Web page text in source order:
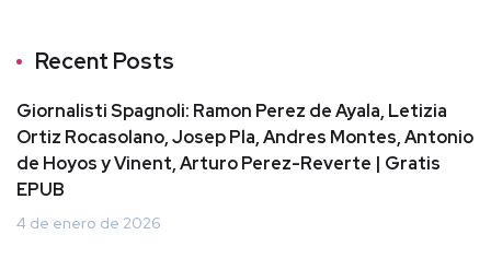
Recent Posts
Giornalisti Spagnoli: Ramon Perez de Ayala, Letizia
Ortiz Rocasolano, Josep Pla, Andres Montes, Antonio
de Hoyos y Vinent, Arturo Perez-Reverte | Gratis
EPUB
4 de enero de 2026